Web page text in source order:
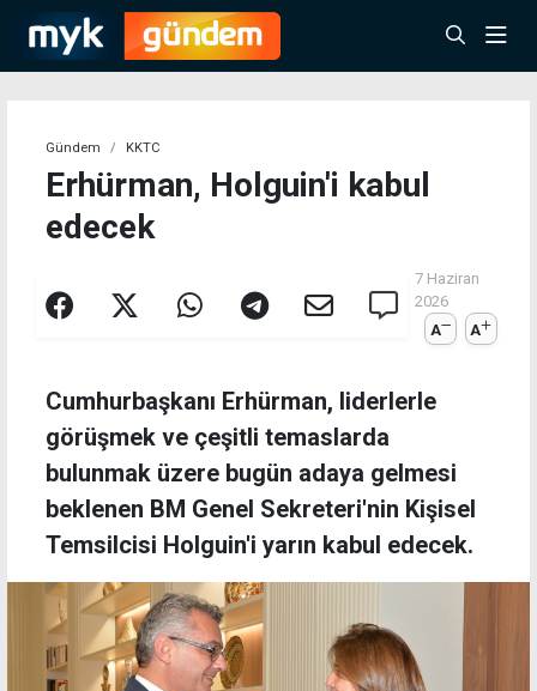
Gündem KKTC
Erhürman, Holguin'i kabul
edecek
7 Haziran
2026
A
A
Cumhurbaşkanı Erhürman, liderlerle
görüşmek ve çeşitli temaslarda
bulunmak üzere bugün adaya gelmesi
beklenen BM Genel Sekreteri'nin Kişisel
Temsilcisi Holguin'i yarın kabul edecek.